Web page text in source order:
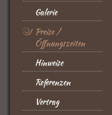
Galerie
Preise /
Öffnungszeiten
Hinweise
Referenzen
Vertrag